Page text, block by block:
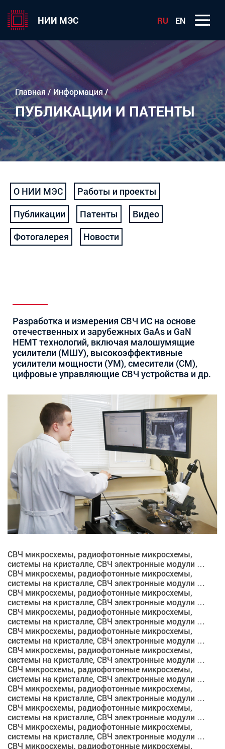
НИИ МЭС RU EN
Главная / Информация/
ПУБЛИКАЦИИ И ПАТЕНТЫ
О НИИ МЭС
Работы и проекты
Публикации
Патенты
Видео
Фотогалерея
Новости
Разработка и измерения СВЧ ИС на основе
отечественных и зарубежных GaAs и GaN
HEMT технологий, включая малошумящие
усилители (МШУ), высокоэффективные
усилители мощности (УМ), смесители (СМ),
цифровые управляющие СВЧ устройства и др.
СВЧ микросхемы, радиофотонные микросхемы,
системы на кристалле, СВЧ электронные модули …
СВЧ микросхемы, радиофотонные микросхемы,
системы на кристалле, СВЧ электронные модули …
СВЧ микросхемы, радиофотонные микросхемы,
системы на кристалле, СВЧ электронные модули …
СВЧ микросхемы, радиофотонные микросхемы,
системы на кристалле, СВЧ электронные модули …
СВЧ микросхемы, радиофотонные микросхемы,
системы на кристалле, СВЧ электронные модули …
СВЧ микросхемы, радиофотонные микросхемы,
системы на кристалле, СВЧ электронные модули …
СВЧ микросхемы, радиофотонные микросхемы,
системы на кристалле, СВЧ электронные модули …
СВЧ микросхемы, радиофотонные микросхемы,
системы на кристалле, СВЧ электронные модули …
СВЧ микросхемы, радиофотонные микросхемы,
системы на кристалле, СВЧ электронные модули …
СВЧ микросхемы, радиофотонные микросхемы,
системы на кристалле, СВЧ электронные модули …
СВЧ микросхемы, радиофотонные микросхемы,